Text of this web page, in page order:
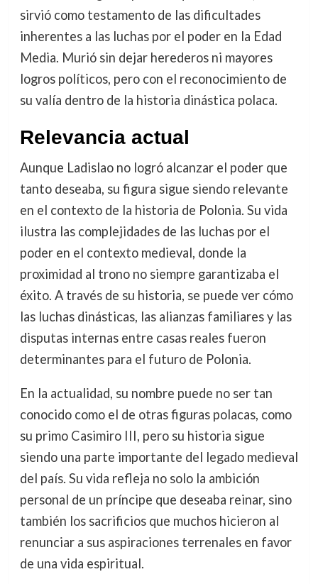
sirvió como testamento de las dificultades
inherentes a las luchas por el poder en la Edad
Media. Murió sin dejar herederos ni mayores
logros políticos, pero con el reconocimiento de
su valía dentro de la historia dinástica polaca.
Relevancia actual
Aunque Ladislao no logró alcanzar el poder que
tanto deseaba, su figura sigue siendo relevante
en el contexto de la historia de Polonia. Su vida
ilustra las complejidades de las luchas por el
poder en el contexto medieval, donde la
proximidad al trono no siempre garantizaba el
éxito. A través de su historia, se puede ver cómo
las luchas dinásticas, las alianzas familiares y las
disputas internas entre casas reales fueron
determinantes para el futuro de Polonia.
En la actualidad, su nombre puede no ser tan
conocido como el de otras figuras polacas, como
su primo Casimiro III, pero su historia sigue
siendo una parte importante del legado medieval
del país. Su vida refleja no solo la ambición
personal de un príncipe que deseaba reinar, sino
también los sacrificios que muchos hicieron al
renunciar a sus aspiraciones terrenales en favor
de una vida espiritual.